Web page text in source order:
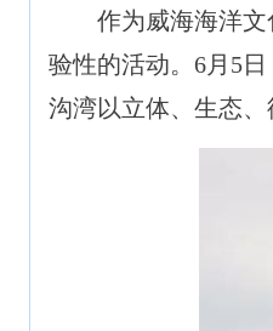
作为威海海洋文化
验性的活动。6月5
沟湾以立体、生态